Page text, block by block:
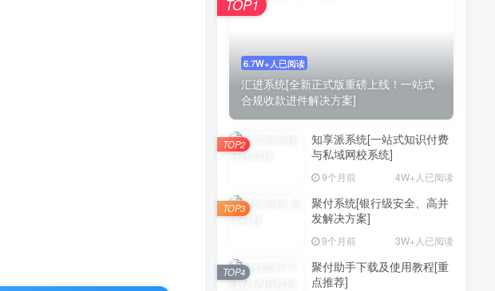
6.7W+人已阅读
汇进系统[全新正式版重磅上线！一站式
合规收款进件解决方案]
TOP1
知享派系统[一站式知识付费
与私域网校系统]
9个月前 4W+人已阅读
TOP2
聚付系统[银行级安全、高并
发解决方案]
9个月前 3W+人已阅读
TOP3
聚付助手下载及使用教程[重
点推荐]
TOP4